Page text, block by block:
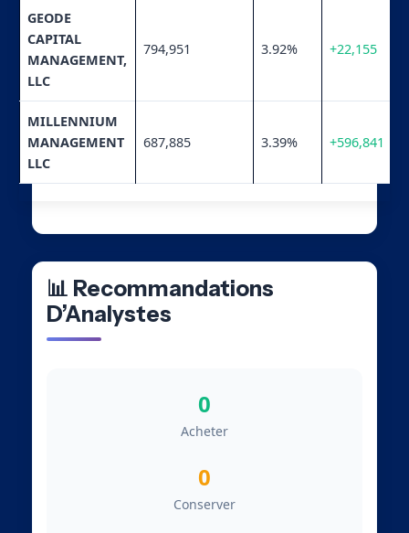
GEODE
CAPITAL
MANAGEMENT,
LLC
794,951 3.92% +22,155
MILLENNIUM
MANAGEMENT
LLC
687,885 3.39% +596,841
📊 Recommandations
D’Analystes
0
Acheter
0
Conserver